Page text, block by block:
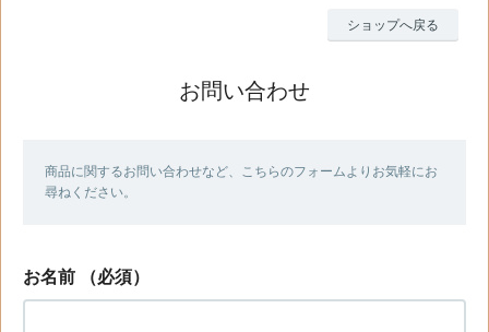
ショップへ戻る
お問い合わせ
商品に関するお問い合わせなど、こちらのフォームよりお気軽にお
尋ねください。
お名前 （必須）